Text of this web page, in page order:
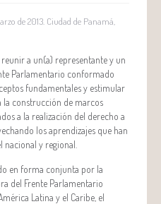
de 2013. Ciudad de Panamá,
a un(a) representante y un
Parlamentario conformado
fundamentales y estimular
la construcción de marcos
a la realización del derecho a
los aprendizajes que han
nacional y regional.
en forma conjunta por la
del Frente Parlamentario
Latina y el Caribe, el